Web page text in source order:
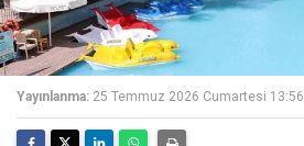
Yayınlanma: 25 Temmuz 2026 Cumartesi 13:56